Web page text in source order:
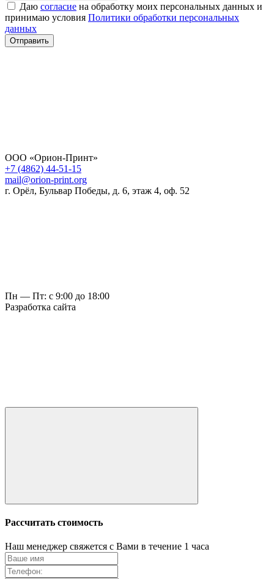
Даю согласие на обработку моих персональных данных и
принимаю условия Политики обработки персональных
данных
Отправить
ООО «Орион-Принт»
+7 (4862) 44-51-15
mail@orion-print.org
г. Орёл, Бульвар Победы, д. 6, этаж 4, оф. 52
Пн — Пт: с 9:00 до 18:00
Разработка сайта
Рассчитать стоимость
Наш менеджер свяжется с Вами в течение 1 часа